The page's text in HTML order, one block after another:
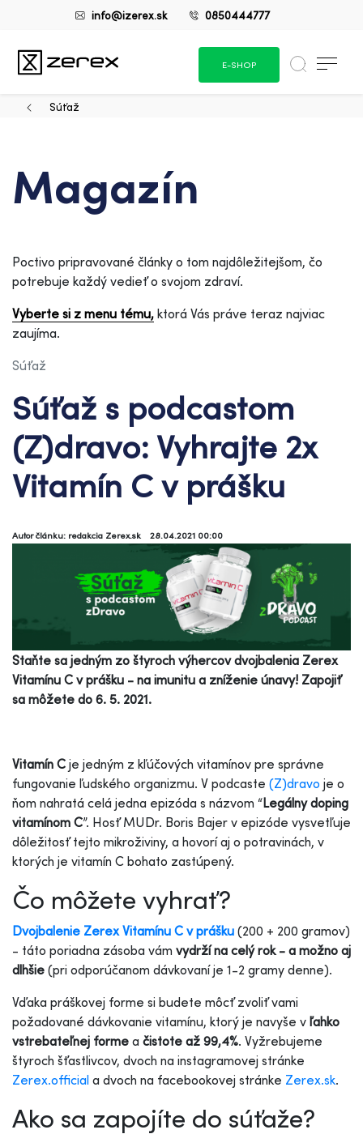
info@izerex.sk 0850444777
E-SHOP
Súťaž
Magazín
Poctivo pripravované články o tom najdôležitejšom, čo
potrebuje každý vedieť o svojom zdraví.
Vyberte si z menu tému, ktorá Vás práve teraz najviac
zaujíma.
Súťaž
Súťaž s podcastom
(Z)dravo: Vyhrajte 2x
Vitamín C v prášku
Autor článku: redakcia Zerex.sk 28.04.2021 00:00
Staňte sa jedným zo štyroch výhercov dvojbalenia Zerex
Vitamínu C v prášku - na imunitu a zníženie únavy! Zapojiť
sa môžete do 6. 5. 2021.
Vitamín C je jedným z kľúčových vitamínov pre správne
fungovanie ľudského organizmu. V podcaste (Z)dravo je o
ňom nahratá celá jedna epizóda s názvom “Legálny doping
vitamínom C”. Hosť MUDr. Boris Bajer v epizóde vysvetľuje
dôležitosť tejto mikroživiny, a hovorí aj o potravinách, v
ktorých je vitamín C bohato zastúpený.
Čo môžete vyhrať?
Dvojbalenie Zerex Vitamínu C v prášku (200 + 200 gramov)
- táto poriadna zásoba vám vydrží na celý rok - a možno aj
dlhšie (pri odporúčanom dávkovaní je 1-2 gramy denne).
Vďaka práškovej forme si budete môcť zvoliť vami
požadované dávkovanie vitamínu, ktorý je navyše v ľahko
vstrebateľnej forme a čistote až 99,4%. Vyžrebujeme
štyroch šťastlivcov, dvoch na instagramovej stránke
Zerex.official a dvoch na facebookovej stránke Zerex.sk.
Ako sa zapojíte do súťaže?